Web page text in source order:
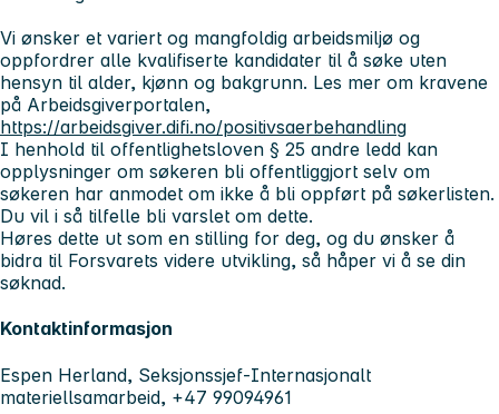
Vi ønsker et variert og mangfoldig arbeidsmiljø og
oppfordrer alle kvalifiserte kandidater til å søke uten
hensyn til alder, kjønn og bakgrunn. Les mer om kravene
på Arbeidsgiverportalen,
https://arbeidsgiver.difi.no/positivsaerbehandling
I henhold til offentlighetsloven § 25 andre ledd kan
opplysninger om søkeren bli offentliggjort selv om
søkeren har anmodet om ikke å bli oppført på søkerlisten.
Du vil i så tilfelle bli varslet om dette.
Høres dette ut som en stilling for deg, og du ønsker å
bidra til Forsvarets videre utvikling, så håper vi å se din
søknad.
Kontaktinformasjon
Espen Herland, Seksjonssjef-Internasjonalt
materiellsamarbeid, +47 99094961